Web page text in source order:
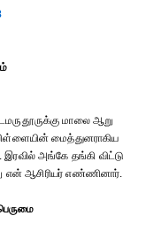
மாலை ஆறு
மைத்துனராகிய
அங்கே தங்கி விட்டு
என் ஆசிரியர் எண்ணினார்.